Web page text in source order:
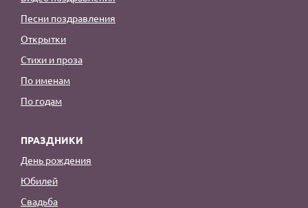
Песни поздравления
Открытки
Стихи и проза
По именам
По годам
ПРАЗДНИКИ
День рождения
Юбилей
Свадьба